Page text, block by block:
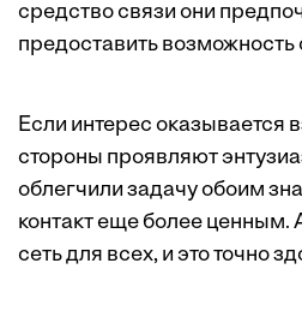
средство связи они
предоставить возможность
Если интерес оказывается
стороны проявляют
облегчили задачу обоим
контакт еще более
сеть для всех, и это точно